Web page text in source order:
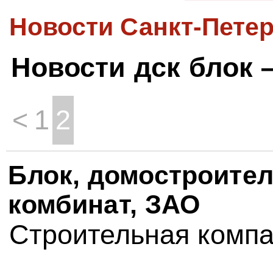
Новости Санкт-
Новости дск блок
< 1 2
Блок,
комбинат, ЗАО
Строительная